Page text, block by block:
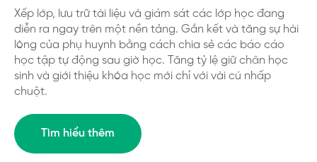
Xếp lớp, lưu trữ tài liệu và giám sát các lớp học đang
diễn ra ngay trên một nền tảng. Gắn kết và tăng sự hài
lòng của phụ huynh bằng cách chia sẻ các báo cáo
học tập tự động sau giờ học. Tăng tỷ lệ giữ chân học
sinh và giới thiệu khóa học mới chỉ với vài cú nhấp
chuột.
Tìm hiểu thêm